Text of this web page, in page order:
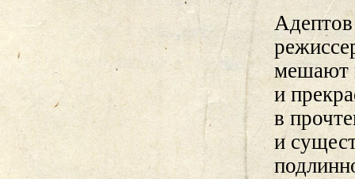
мешают
и
в
и